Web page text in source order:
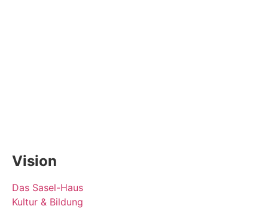
Vision
Das Sasel-Haus
Kultur & Bildung